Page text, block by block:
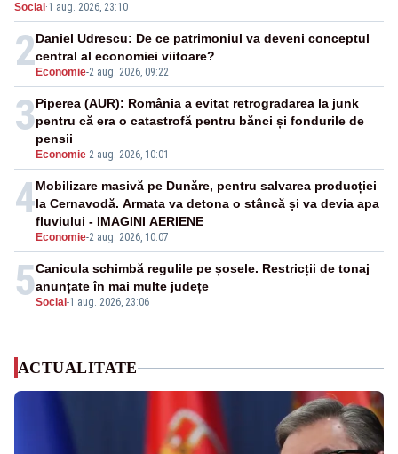
Social ·1 aug. 2026, 23:10
2 Economie-2 aug. 2026, 09:22
Daniel Udrescu: De ce patrimoniul va deveni conceptul
central al economiei viitoare?
3
Economie-2 aug. 2026, 10:01
Piperea (AUR): România a evitat retrogradarea la junk
pentru că era o catastrofă pentru bănci și fondurile de
pensii
4
Economie-2 aug. 2026, 10:07
Mobilizare masivă pe Dunăre, pentru salvarea producției
la Cernavodă. Armata va detona o stâncă și va devia apa
fluviului - IMAGINI AERIENE
5Social -1 aug. 2026, 23:06
Canicula schimbă regulile pe șosele. Restricții de tonaj
anunțate în mai multe județe
ACTUALITATE